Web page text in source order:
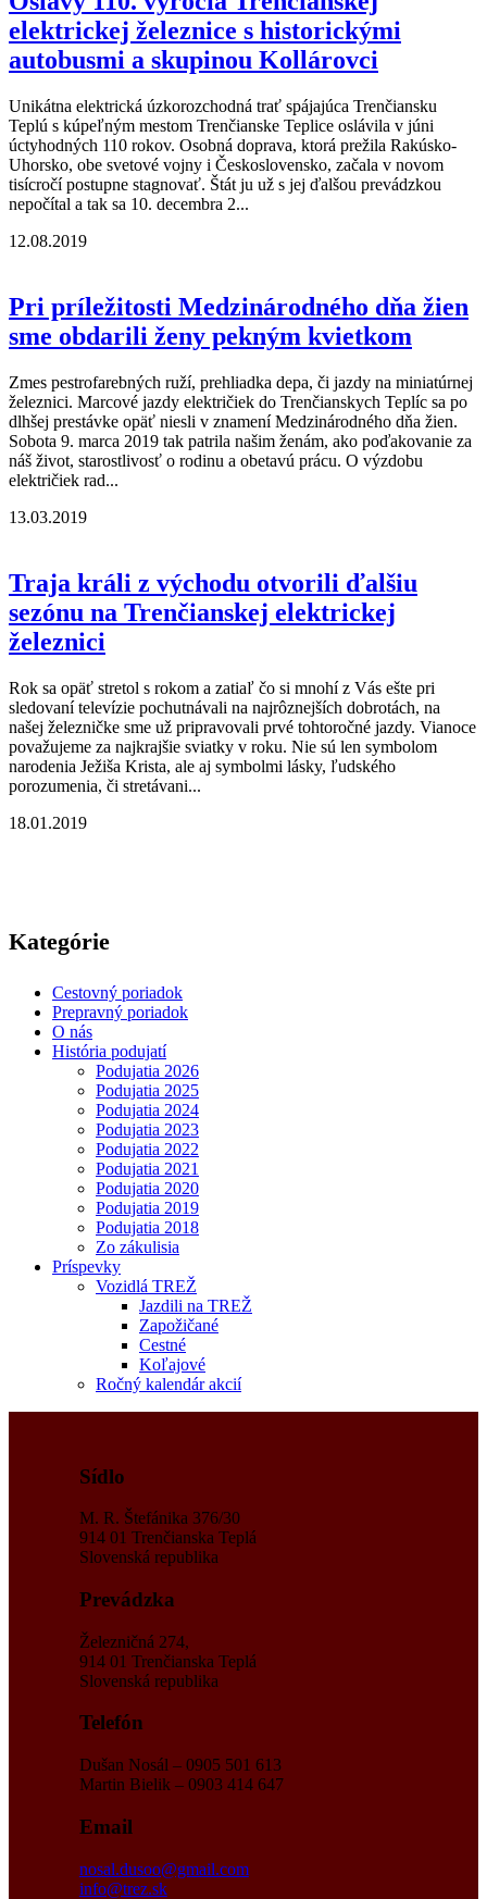
elektrickej železnice s historickými
autobusmi a skupinou Kollárovci
Unikátna elektrická úzkorozchodná trať spájajúca Trenčiansku
Teplú s kúpeľným mestom Trenčianske Teplice oslávila v júni
úctyhodných 110 rokov. Osobná doprava, ktorá prežila Rakúsko-
Uhorsko, obe svetové vojny i Československo, začala v novom
tisícročí postupne stagnovať. Štát ju už s jej ďalšou prevádzkou
nepočítal a tak sa 10. decembra 2...
12.08.2019
Pri príležitosti Medzinárodného dňa žien
sme obdarili ženy pekným kvietkom
Zmes pestrofarebných ruží, prehliadka depa, či jazdy na miniatúrnej
železnici. Marcové jazdy električiek do Trenčianskych Teplíc sa po
dlhšej prestávke opäť niesli v znamení Medzinárodného dňa žien.
Sobota 9. marca 2019 tak patrila našim ženám, ako poďakovanie za
náš život, starostlivosť o rodinu a obetavú prácu. O výzdobu
električiek rad...
13.03.2019
Traja králi z východu otvorili ďalšiu
sezónu na Trenčianskej elektrickej
železnici
Rok sa opäť stretol s rokom a zatiaľ čo si mnohí z Vás ešte pri
sledovaní televízie pochutnávali na najrôznejších dobrotách, na
našej železničke sme už pripravovali prvé tohtoročné jazdy. Vianoce
považujeme za najkrajšie sviatky v roku. Nie sú len symbolom
narodenia Ježiša Krista, ale aj symbolmi lásky, ľudského
porozumenia, či stretávani...
18.01.2019
Kategórie
Cestovný poriadok
Prepravný poriadok
O nás
História podujatí
Podujatia 2026
Podujatia 2025
Podujatia 2024
Podujatia 2023
Podujatia 2022
Podujatia 2021
Podujatia 2020
Podujatia 2019
Podujatia 2018
Zo zákulisia
Príspevky
Vozidlá TREŽ
Jazdili na TREŽ
Zapožičané
Cestné
Koľajové
Ročný kalendár akcií
Sídlo
M. R. Štefánika 376/30
914 01 Trenčianska Teplá
Slovenská republika
Prevádzka
Železničná 274,
914 01 Trenčianska Teplá
Slovenská republika
Telefón
Dušan Nosál – 0905 501 613
Martin Bielik – 0903 414 647
Email
nosal.dusoo@gmail.com
info@trez.sk